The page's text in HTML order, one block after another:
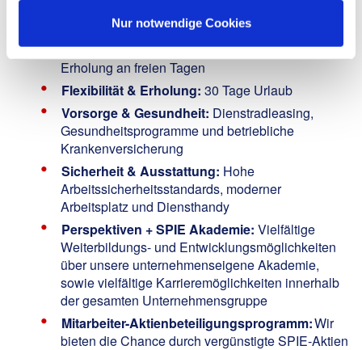
Nur notwendige Cookies
KITA-Platz, Jubiläumsprämie
Urlaubs- und Weihnachtsgeld:Zur besseren
Erholung an freien Tagen
Flexibilität & Erholung: 30 Tage Urlaub
Vorsorge & Gesundheit: Dienstradleasing,
Gesundheitsprogramme und betriebliche
Krankenversicherung
Sicherheit & Ausstattung: Hohe
Arbeitssicherheitsstandards, moderner
Arbeitsplatz und Diensthandy
Perspektiven + SPIE Akademie: Vielfältige
Weiterbildungs- und Entwicklungsmöglichkeiten
über unsere unternehmenseigene Akademie,
sowie vielfältige Karrieremöglichkeiten innerhalb
der gesamten Unternehmensgruppe
Mitarbeiter-Aktienbeteiligungsprogramm:Wir
bieten die Chance durch vergünstigte SPIE-Aktien